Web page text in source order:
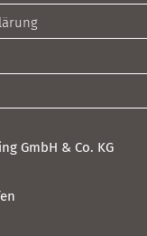
GmbH & Co. KG